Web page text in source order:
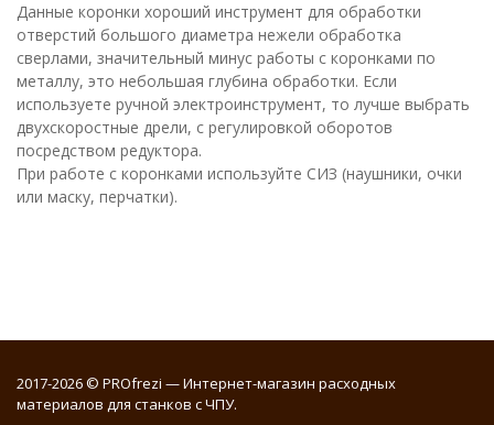
Данные коронки хороший инструмент для обработки
отверстий большого диаметра нежели обработка
сверлами, значительный минус работы с коронками по
металлу, это небольшая глубина обработки. Если
используете ручной электроинструмент, то лучше выбрать
двухскоростные дрели, с регулировкой оборотов
посредством редуктора.
При работе с коронками используйте СИЗ (наушники, очки
или маску, перчатки).
2017-2026 © PROfrezi — Интернет-магазин расходных
материалов для станков с ЧПУ.